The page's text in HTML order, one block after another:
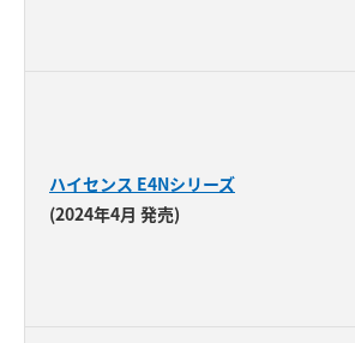
ハイセンス E4Nシリーズ
(2024年4月 発売)